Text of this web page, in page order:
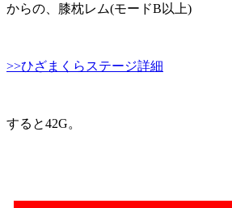
からの、膝枕レム(モードB以上)
>>ひざまくらステージ詳細
すると42G。